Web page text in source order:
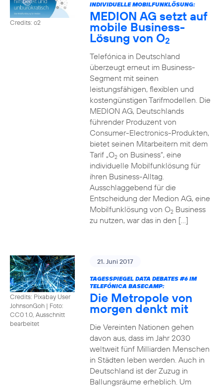
Credits: o2
INDIVIDUELLE MOBILFUNKLÖSUNG:
MEDION AG setzt auf
mobile Business-
Lösung von O2
Telefónica in Deutschland
überzeugt erneut im Business-
Segment mit seinen
leistungsfähigen, flexiblen und
kostengünstigen Tarifmodellen. Die
MEDION AG, Deutschlands
führender Produzent von
Consumer-Electronics-Produkten,
bietet seinen Mitarbeitern mit dem
Tarif „O2on Business“, eine
individuelle Mobilfunklösung für
ihren Business-Alltag.
Ausschlaggebend für die
Entscheidung der Medion AG, eine
Mobilfunklösung von O2Business
zu nutzen, war das in den […]
Credits: Pixabay User
JohnsonGoh | Foto:
CC0 1.0, Ausschnitt
bearbeitet
21. Juni 2017
TAGESSPIEGEL DATA DEBATES #6IM
TELEFÓNICA BASECAMP:
Die Metropole von
morgen denkt mit
Die Vereinten Nationen gehen
davon aus, dass im Jahr 2030
weltweit fünf Milliarden Menschen
in Städten leben werden. Auch in
Deutschland ist der Zuzug in
Ballungsräume erheblich. Um